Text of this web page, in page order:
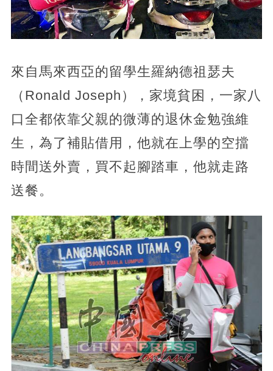
來自馬來西亞的留學生羅納德祖瑟夫
（Ronald Joseph），家境貧困，一家八
口全都依靠父親的微薄的退休金勉強維
生，為了補貼借用，他就在上學的空擋
時間送外賣，買不起腳踏車，他就走路
送餐。